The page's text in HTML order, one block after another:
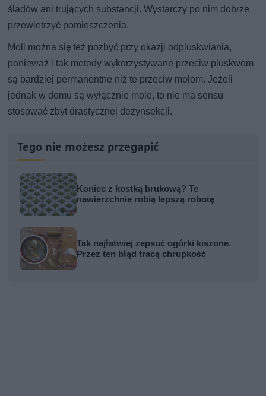
śladów ani trujących substancji. Wystarczy po nim dobrze
przewietrzyć pomieszczenia.
Moli można się też pozbyć przy okazji odpluskwiania,
ponieważ i tak metody wykorzystywane przeciw pluskwom
są bardziej permanentne niż te przeciw molom. Jeżeli
jednak w domu są wyłącznie mole, to nie ma sensu
stosować zbyt drastycznej dezynsekcji.
Tego nie możesz przegapić
Koniec z kostką brukową? Te
nawierzchnie robią lepszą robotę
Tak najłatwiej zepsuć ogórki kiszone.
Przez ten błąd tracą chrupkość